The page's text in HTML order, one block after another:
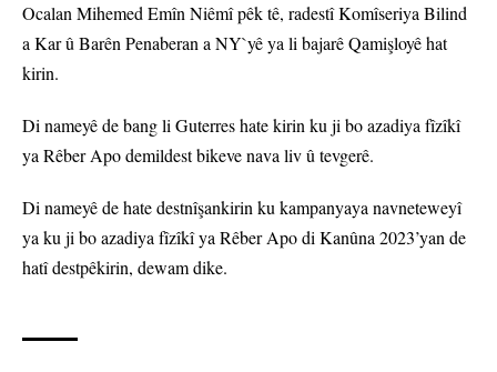
Ocalan Mihemed Emîn Niêmî pêk tê, radestî Komîseriya Bilind
a Kar û Barên Penaberan a NY`yê ya li bajarê Qamişloyê hat
kirin.
Di nameyê de bang li Guterres hate kirin ku ji bo azadiya fîzîkî
ya Rêber Apo demildest bikeve nava liv û tevgerê.
Di nameyê de hate destnîşankirin ku kampanyaya navneteweyî
ya ku ji bo azadiya fîzîkî ya Rêber Apo di Kanûna 2023’yan de
hatî destpêkirin, dewam dike.